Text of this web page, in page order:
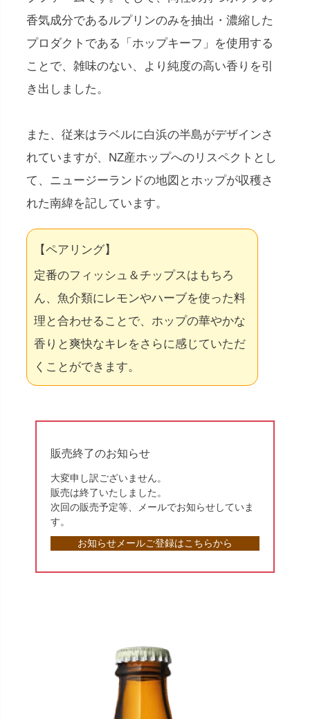
香気成分であるルプリンのみを抽出・濃縮した
プロダクトである「ホップキーフ」を使用する
ことで、雑味のない、より純度の高い香りを引
き出しました。
また、従来はラベルに白浜の半島がデザインさ
れていますが、NZ産ホップへのリスペクトとし
て、ニュージーランドの地図とホップが収穫さ
れた南緯を記しています。
【ペアリング】
定番のフィッシュ＆チップスはもちろ
ん、魚介類にレモンやハーブを使った料
理と合わせることで、ホップの華やかな
香りと爽快なキレをさらに感じていただ
くことができます。
販売終了のお知らせ
大変申し訳ございません。
販売は終了いたしました。
次回の販売予定等、メールでお知らせしていま
す。
お知らせメールご登録はこちらから